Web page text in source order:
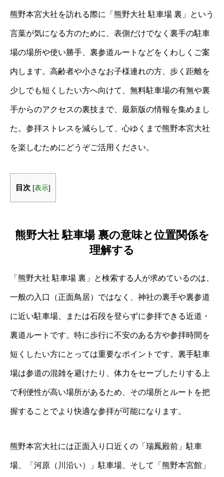
熊野本宮大社を訪れる際に「熊野大社 駐車場 裏」という
言葉が気になる方のために、表側だけでなく裏手の駐車
場の場所や使い勝手、裏参道ルートなどをくわしくご案
内します。高齢者や小さなお子様連れの方、歩く距離を
少しでも短くしたい方へ向けて、無料駐車場の有無や裏
手からのアクセスの裏技まで、最新版の情報を集めまし
た。参拝ストレスを減らして、心ゆくまで熊野本宮大社
を楽しむためにどうぞご活用ください。
目次 [表示]
熊野大社 駐車場 裏の意味と位置関係を
理解する
「熊野大社 駐車場 裏」と検索する人が求めているのは、
一般の入口（正面鳥居）ではなく、神社の裏手や裏参道
に近い駐車場、または石段を登らずに参拝できる近道・
裏道ルートです。特に歩行に不安のある方や参拝時間を
短くしたい方にとっては重要なポイントです。裏手駐車
場は参道の混雑を避けたり、体力をセーブしたりする上
で利便性が高い場所があるため、その場所とルートを把
握することでより快適な参拝が可能になります。
熊野本宮大社には正面入り口近くの「瑞鳳殿前」駐車
場、「河原（川沿い）」駐車場、そして「熊野本宮館」